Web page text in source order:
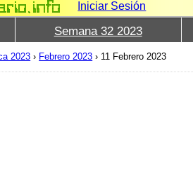
Iniciar Sesión
Semana 32 2023
2023 › Febrero 2023 › 11 Febrero 2023